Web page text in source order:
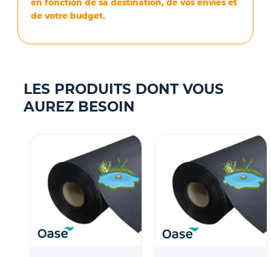
en fonction de sa destination, de vos envies et
de votre budget.
LES PRODUITS DONT VOUS
AUREZ BESOIN